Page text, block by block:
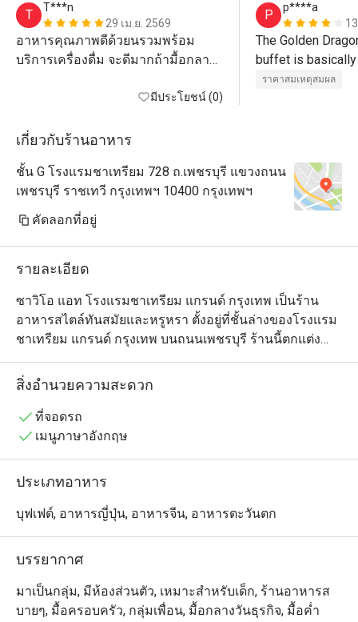
T
T***n
29 เม.ย. 2569
อาหารคุณภาพดีด้วยนรวมพร้อม
บริการเครื่องดื่ม จะดีมากถ้ามื้อกลาง
มีประโยชน์ (0)
P
p****a
The Golden
buffet is
They serve
pork belly with
turnips.
Surprisingly, my
though I think
Overall, the
value for money.
variety, but
599.50 THB per
unlimited TWG
ราคาสมเหตุสมผล
เกี่ยวกับร้านอาหาร
ชั้น G โรงแรมชาเทรียม 728 ถ.เพชรบุรี แขวงถนน
เพชรบุรี ราชเทวี กรุงเทพฯ 10400 กรุงเทพฯ
คัดลอกที่อยู่
รายละเอียด
ซาวิโอ แอท โรงแรมชาเทรียม แกรนด์ กรุงเทพ เป็นร้าน
อาหารสไตล์ทันสมัยและหรูหรา ตั้งอยู่ที่ชั้นล่างของโรงแรม
ชาเทรียม แกรนด์ กรุงเทพ บนถนนเพชรบุรี ร้านนี้ตกแต่ง
ด้วยดีไซน์ที่ทันสมัย มีที่นั่งกว้างขวางและแสงไฟอบอุ่น สร้าง
บรรยากาศที่เป็นมิตรและสะดวกสบาย เมนูอาหารมีความ
ร่วมสมัย ปรุงด้วยวัตถุดิบสดใหม่และคุณภาพสูง เหมาะ
สำหรับมื้ออาหารในชีวิตประจำวันหรือโอกาสพิเศษ โดยให้
อาหารที่น่าจดจำใจกลางกรุงเทพฯ
สิ่งอำนวยความสะดวก
ที่จอดรถ
เมนูภาษาอังกฤษ
ประเภทอาหาร
บุฟเฟต์, อาหารญี่ปุ่น, อาหารจีน, อาหารตะวันตก
บรรยากาศ
มาเป็นกลุ่ม, มีห้องส่วนตัว, เหมาะสำหรับเด็ก, ร้านอาหารส
บายๆ, มื้อครอบครัว, กลุ่มเพื่อน, มื้อกลางวันธุรกิจ, มื้อค่ำ